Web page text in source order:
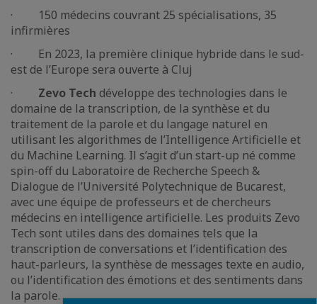
· 150 médecins couvrant 25 spécialisations, 35
infirmières
· En 2023, la première clinique hybride dans le sud-
est de l’Europe sera ouverte à Cluj
·
Zevo Tech développe des technologies dans le
domaine de la transcription, de la synthèse et du
traitement de la parole et du langage naturel en
utilisant les algorithmes de l’Intelligence Artificielle et
du Machine Learning. Il s’agit d’un start-up né comme
spin-off du Laboratoire de Recherche Speech &
Dialogue de l’Université Polytechnique de Bucarest,
avec une équipe de professeurs et de chercheurs
médecins en intelligence artificielle. Les produits Zevo
Tech sont utiles dans des domaines tels que la
transcription de conversations et l’identification des
haut-parleurs, la synthèse de messages texte en audio,
ou l’identification des émotions et des sentiments dans
la parole.